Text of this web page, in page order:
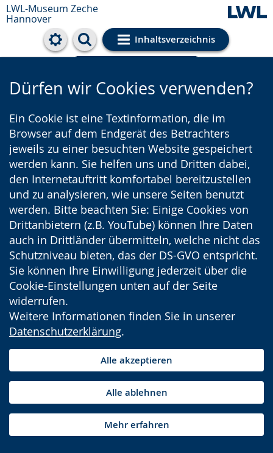
LWL-Museum Zeche
Hannover
Inhaltsverzeichnis
Cookie-Einstellungen
Dürfen wir Cookies verwenden?
Ein Cookie ist eine Textinformation, die im
Browser auf dem Endgerät des Betrachters
jeweils zu einer besuchten Website gespeichert
werden kann. Sie helfen uns und Dritten dabei,
den Internetauftritt komfortabel bereitzustellen
und zu analysieren, wie unsere Seiten benutzt
werden. Bitte beachten Sie: Einige Cookies von
Drittanbietern (z.B. YouTube) können Ihre Daten
auch in Drittländer übermitteln, welche nicht das
Schutzniveau bieten, das der DS-GVO entspricht.
Sie können Ihre Einwilligung jederzeit über die
Cookie-Einstellungen unten auf der Seite
widerrufen.
Weitere Informationen finden Sie in unserer
Datenschutzerklärung.
Alle akzeptieren
Alle ablehnen
Mehr erfahren